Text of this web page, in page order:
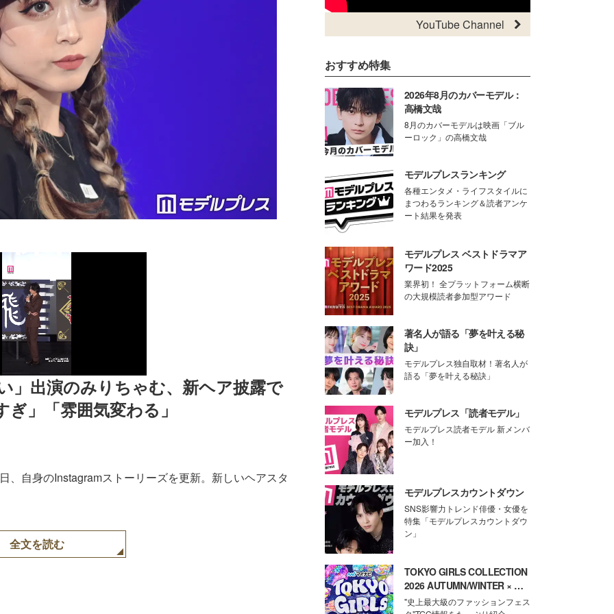
」出演のみりちゃむ、新ヘア披露で
」「雰囲気変わる」
、自身のInstagramストーリーズを更新。新しいヘアスタ
全文を読む
YouTube Channel
おすすめ特集
2026年8月のカバーモデル：
高橋文哉
8月のカバーモデルは映画「ブル
ーロック」の高橋文哉
モデルプレスランキング
各種エンタメ・ライフスタイルに
まつわるランキング＆読者アンケ
ート結果を発表
モデルプレス ベストドラマア
ワード2025
業界初！ 全プラットフォーム横断
の大規模読者参加型アワード
著名人が語る「夢を叶える秘
訣」
モデルプレス独自取材！著名人が
語る「夢を叶える秘訣」
モデルプレス「読者モデル」
モデルプレス読者モデル 新メンバ
ー加入！
モデルプレスカウントダウン
SNS影響力トレンド俳優・女優を
特集「モデルプレスカウントダウ
ン」
TOKYO GIRLS COLLECTION
2026 AUTUMN/WINTER × モ
デルプレス
"史上最大級のファッションフェス